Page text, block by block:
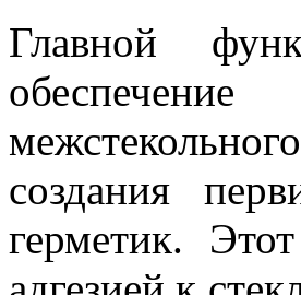
Главной
создания
герметик.